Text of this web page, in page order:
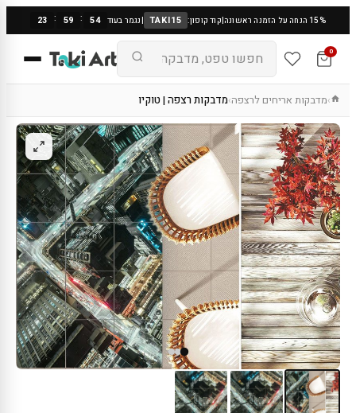
15% הנחה על הזמנה ראשונה |קוד קופון: TAKI15
|נגמר בעוד 23 : 59 : 53
0
›מדבקות אריחים לרצפה›מדבקות רצפה | טוקיו